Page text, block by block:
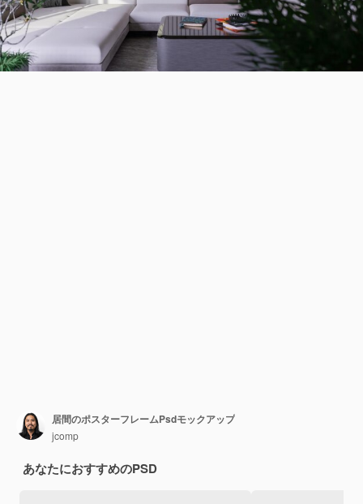
居間のポスターフレームPsdモックアップ
jcomp
あなたにおすすめのPSD